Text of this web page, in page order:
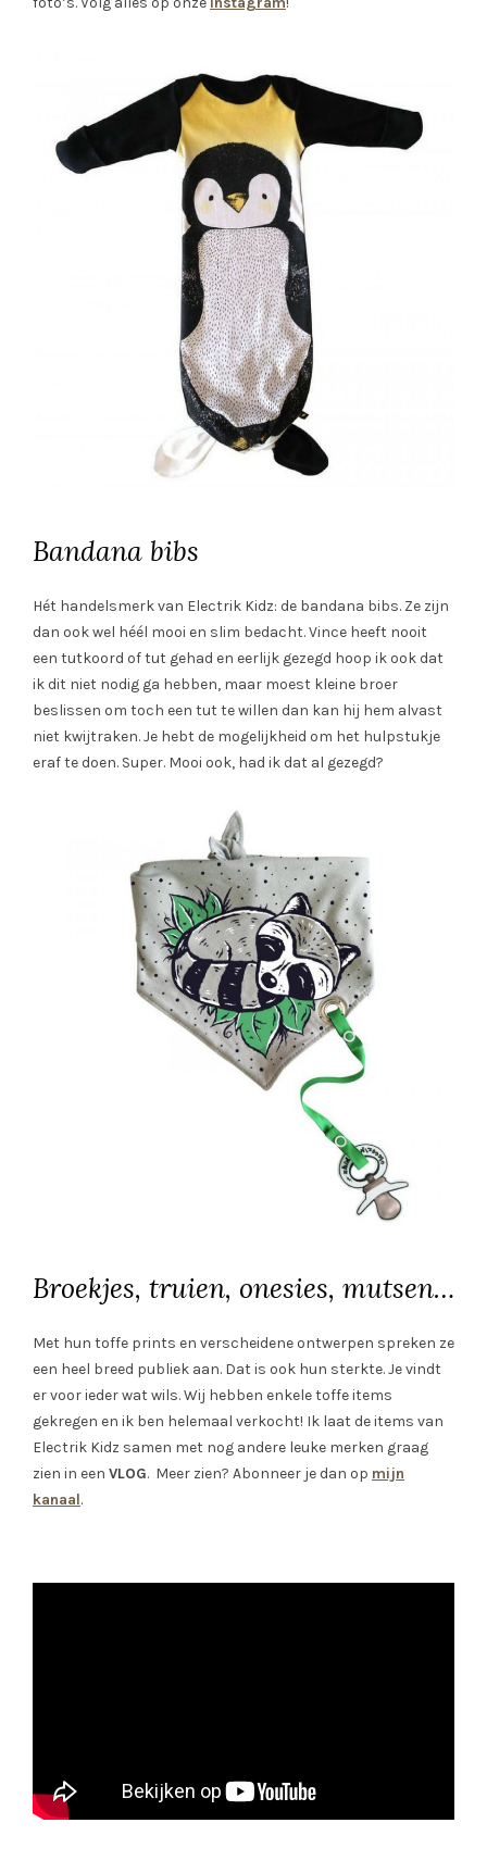
Bandana bibs
Hét handelsmerk van Electrik Kidz: de bandana bibs. Ze zijn
dan ook wel héél mooi en slim bedacht. Vince heeft nooit
een tutkoord of tut gehad en eerlijk gezegd hoop ik ook dat
ik dit niet nodig ga hebben, maar moest kleine broer
beslissen om toch een tut te willen dan kan hij hem alvast
niet kwijtraken. Je hebt de mogelijkheid om het hulpstukje
eraf te doen. Super. Mooi ook, had ik dat al gezegd?
Broekjes, truien, onesies, mutsen…
Met hun toffe prints en verscheidene ontwerpen spreken ze
een heel breed publiek aan. Dat is ook hun sterkte. Je vindt
er voor ieder wat wils. Wij hebben enkele toffe items
gekregen en ik ben helemaal verkocht! Ik laat de items van
Electrik Kidz samen met nog andere leuke merken graag
zien in een VLOG. Meer zien? Abonneer je dan op mijn
kanaal.